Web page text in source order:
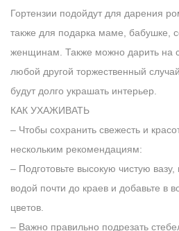
Гортензии подойдут для дарения
также для подарка маме, бабушке,
женщинам. Также можно дарить на
любой другой торжественный
будут долго украшать интерьер.
КАК УХАЖИВАТЬ
– Чтобы сохранить свежесть и
нескольким рекомендациям:
– Подготовьте высокую чистую
водой почти до краев и добавьте в
цветов.
– Важно правильно подрезать